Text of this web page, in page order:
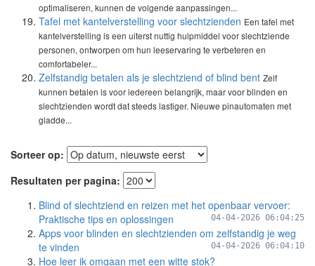
optimaliseren, kunnen de volgende aanpassingen...
Tafel met kantelverstelling voor slechtzienden Een tafel met
kantelverstelling is een uiterst nuttig hulpmiddel voor slechtziende
personen, ontworpen om hun leeservaring te verbeteren en
comfortabeler...
Zelfstandig betalen als je slechtziend of blind bent Zelf
kunnen betalen is voor iedereen belangrijk, maar voor blinden en
slechtzienden wordt dat steeds lastiger. Nieuwe pinautomaten met
gladde...
Sorteer op:
Resultaten per pagina:
Blind of slechtziend en reizen met het openbaar vervoer:
Praktische tips en oplossingen
04-04-2026 06:04:25
Apps voor blinden en slechtzienden om zelfstandig je weg
te vinden
04-04-2026 06:04:10
Hoe leer ik omgaan met een witte stok?